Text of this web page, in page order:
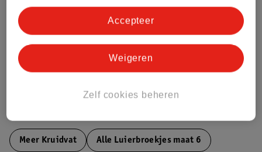
Meer informatie
Bestel & Bezorginformatie
Meer Kruidvat Alle Luierbroekjes maat 6
Zelf cookies beheren
Weigeren
Accepteer